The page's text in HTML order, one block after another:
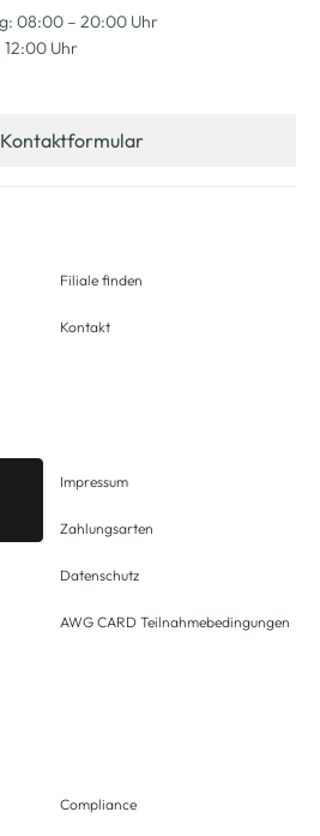
08:00 – 20:00 Uhr
Uhr
Filiale finden
Kontakt
Impressum
Zahlungsarten
Datenschutz
AWG CARD Teilnahmebedingungen
Compliance